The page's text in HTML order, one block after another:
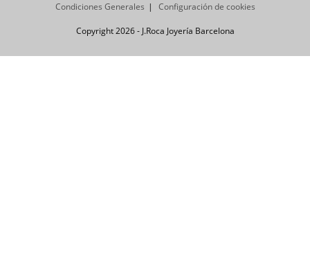
Condiciones Generales
Configuración de cookies
Copyright 2026 - J.Roca Joyería Barcelona